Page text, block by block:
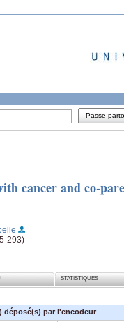
Passe-
cancer and co-
293)
STATISTIQUES
déposé(s) par l'encodeur